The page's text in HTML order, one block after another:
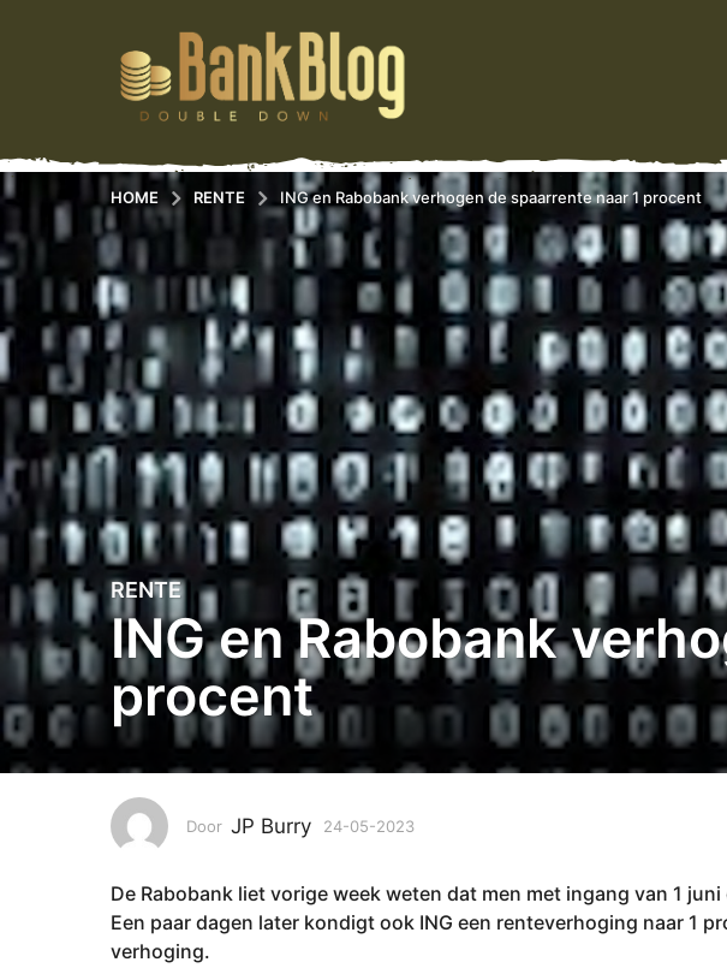
HOME RENTE ING en Rabobank verhogen de spaarrente naar 1 procent
2
4
0
5
-
2
3
4
-
0
RENTE
ING en Rabobank
procent
Door JP Burry 24-05-2023
0
5
De Rabobank liet vorige week weten dat men met ingang van 1
Een paar dagen later kondigt ook ING een renteverhoging naar 1
verhoging.